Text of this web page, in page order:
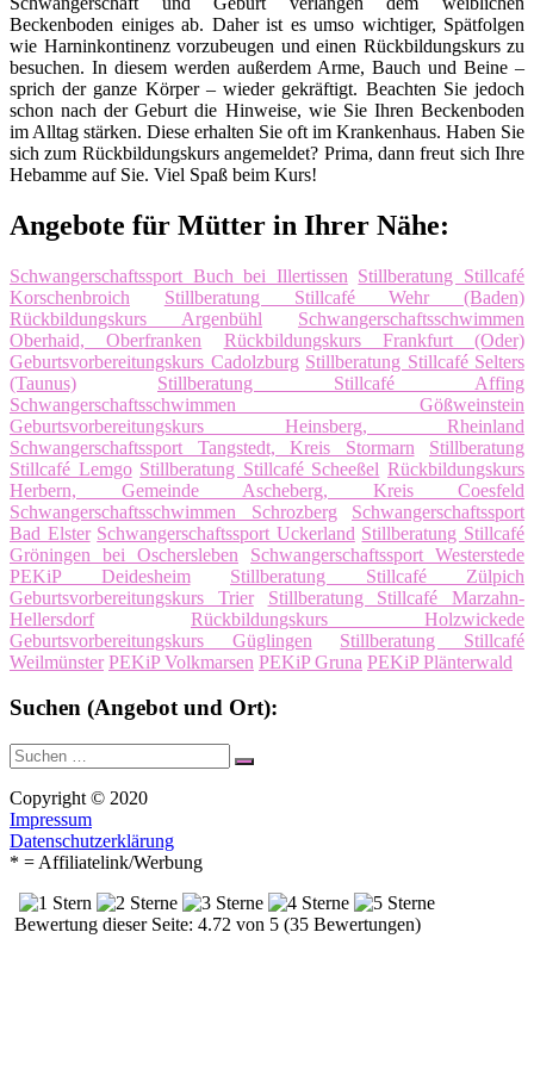
Beckenboden einiges ab. Daher ist es umso wichtiger, Spätfolgen
wie Harninkontinenz vorzubeugen und einen Rückbildungskurs zu
besuchen. In diesem werden außerdem Arme, Bauch und Beine –
sprich der ganze Körper – wieder gekräftigt. Beachten Sie jedoch
schon nach der Geburt die Hinweise, wie Sie Ihren Beckenboden
im Alltag stärken. Diese erhalten Sie oft im Krankenhaus. Haben Sie
sich zum Rückbildungskurs angemeldet? Prima, dann freut sich Ihre
Hebamme auf Sie. Viel Spaß beim Kurs!
Angebote für Mütter in Ihrer Nähe:
Schwangerschaftssport Buch bei Illertissen Stillberatung Stillcafé
Korschenbroich
Stillberatung Stillcafé Wehr (Baden)
Rückbildungskurs Argenbühl
Schwangerschaftsschwimmen
Oberhaid, Oberfranken
Rückbildungskurs Frankfurt (Oder)
Geburtsvorbereitungskurs Cadolzburg Stillberatung Stillcafé Selters
(Taunus)
Stillberatung Stillcafé Affing
Schwangerschaftsschwimmen Gößweinstein
Geburtsvorbereitungskurs Heinsberg, Rheinland
Schwangerschaftssport Tangstedt, Kreis Stormarn
Stillberatung
Stillcafé Lemgo Stillberatung Stillcafé Scheeßel Rückbildungskurs
Herbern, Gemeinde Ascheberg, Kreis Coesfeld
Schwangerschaftsschwimmen Schrozberg
Schwangerschaftssport
Bad Elster Schwangerschaftssport Uckerland Stillberatung Stillcafé
Gröningen bei Oschersleben
Schwangerschaftssport Westerstede
PEKiP Deidesheim
Stillberatung Stillcafé Zülpich
Geburtsvorbereitungskurs Trier
Stillberatung Stillcafé Marzahn-
Hellersdorf
Rückbildungskurs Holzwickede
Geburtsvorbereitungskurs Güglingen
Stillberatung Stillcafé
Weilmünster PEKiP Volkmarsen PEKiP Gruna PEKiP Plänterwald
Suchen (Angebot und Ort):
Suche
nach:
Suchen
Copyright © 2020
Impressum
Datenschutzerklärung
* = Affiliatelink/Werbung
Bewertung dieser Seite: 4.72 von 5 (35 Bewertungen)